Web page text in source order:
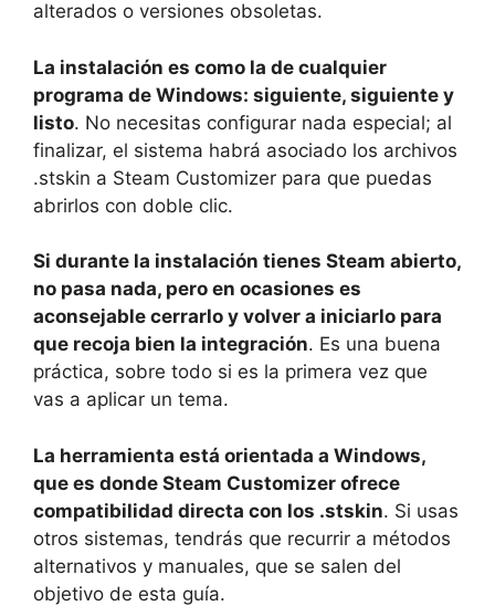
alterados o versiones obsoletas.
La instalación es como la de cualquier
programa de Windows: siguiente, siguiente y
listo. No necesitas configurar nada especial; al
finalizar, el sistema habrá asociado los archivos
.stskin a Steam Customizer para que puedas
abrirlos con doble clic.
Si durante la instalación tienes Steam abierto,
no pasa nada, pero en ocasiones es
aconsejable cerrarlo y volver a iniciarlo para
que recoja bien la integración. Es una buena
práctica, sobre todo si es la primera vez que
vas a aplicar un tema.
La herramienta está orientada a Windows,
que es donde Steam Customizer ofrece
compatibilidad directa con los .stskin. Si usas
otros sistemas, tendrás que recurrir a métodos
alternativos y manuales, que se salen del
objetivo de esta guía.